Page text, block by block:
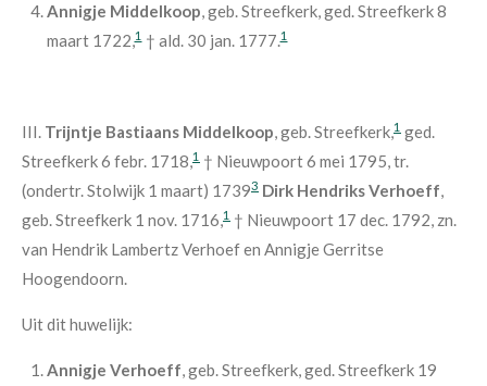
Annigje Middelkoop, geb. Streefkerk, ged. Streefkerk 8
maart 1722,1† ald. 30 jan. 1777.1
III. Trijntje Bastiaans Middelkoop, geb. Streefkerk,1 ged.
Streefkerk 6 febr. 1718,1 † Nieuwpoort 6 mei 1795, tr.
(ondertr. Stolwijk 1 maart) 17393 Dirk Hendriks Verhoeff,
geb. Streefkerk 1 nov. 1716,1 † Nieuwpoort 17 dec. 1792, zn.
van Hendrik Lambertz Verhoef en Annigje Gerritse
Hoogendoorn.
Uit dit huwelijk:
Annigje Verhoeff, geb. Streefkerk, ged. Streefkerk 19